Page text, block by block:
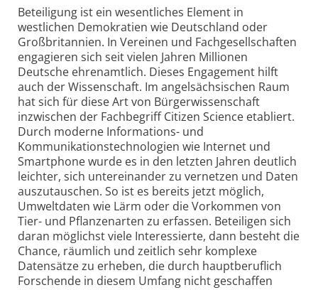
Beteiligung ist ein wesentliches Element in
westlichen Demokratien wie Deutschland oder
Großbritannien. In Vereinen und Fachgesellschaften
engagieren sich seit vielen Jahren Millionen
Deutsche ehrenamtlich. Dieses Engagement hilft
auch der Wissenschaft. Im angelsächsischen Raum
hat sich für diese Art von Bürgerwissenschaft
inzwischen der Fachbegriff Citizen Science etabliert.
Durch moderne Informations- und
Kommunikationstechnologien wie Internet und
Smartphone wurde es in den letzten Jahren deutlich
leichter, sich untereinander zu vernetzen und Daten
auszutauschen. So ist es bereits jetzt möglich,
Umweltdaten wie Lärm oder die Vorkommen von
Tier- und Pflanzenarten zu erfassen. Beteiligen sich
daran möglichst viele Interessierte, dann besteht die
Chance, räumlich und zeitlich sehr komplexe
Datensätze zu erheben, die durch hauptberuflich
Forschende in diesem Umfang nicht geschaffen